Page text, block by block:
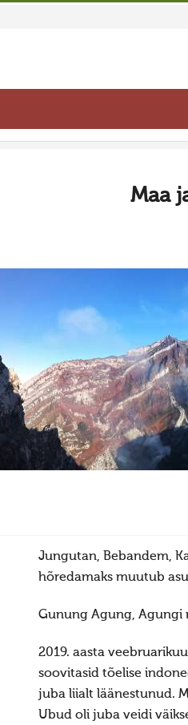
Maa
Jungutan, Bebandem,
hõredamaks muutub
Gunung Agung, Agungi
2019. aasta
soovitasid tõelise
juba liialt läänestunud.
Ubud oli juba veidi